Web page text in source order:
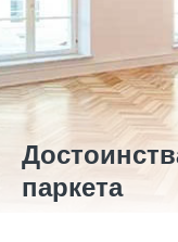
паркета